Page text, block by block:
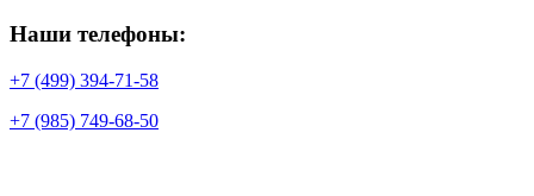
Наши телефоны:
+7 (499) 394-71-58
+7 (985) 749-68-50